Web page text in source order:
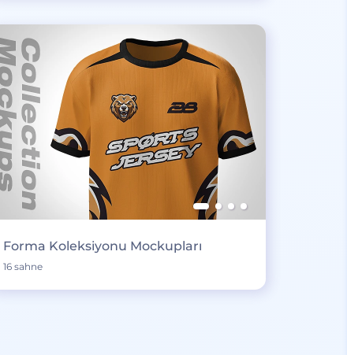
Forma Koleksiyonu Mockupları
16 sahne